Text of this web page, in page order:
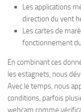
Les applications
direction du vent
Les cartes de
fonctionnement
En combinant ces
les estagnets, nous
Avec le temps, nous
conditions, parfois
webcam comme